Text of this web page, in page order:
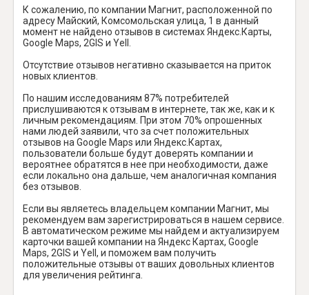
К сожалению, по компании Магнит, расположенной по
адресу Майский, Комсомольская улица, 1 в данный
момент не найдено отзывов в системах Яндекс.Карты,
Google Maps, 2GIS и Yell.
Отсутствие отзывов негативно сказывается на приток
новых клиентов.
По нашим исследованиям 87% потребителей
прислушиваются к отзывам в интернете, так же, как и к
личным рекомендациям. При этом 70% опрошенных
нами людей заявили, что за счет положительных
отзывов на Google Maps или Яндекс.Картах,
пользователи больше будут доверять компании и
вероятнее обратятся в нее при необходимости, даже
если локально она дальше, чем аналогичная компания
без отзывов.
Если вы являетесь владельцем компании Магнит, мы
рекомендуем вам зарегистрироваться в нашем сервисе.
В автоматическом режиме мы найдем и актуализируем
карточки вашей компании на Яндекс Картах, Google
Maps, 2GIS и Yell, и поможем вам получить
положительные отзывы от ваших довольных клиентов
для увеличения рейтинга.